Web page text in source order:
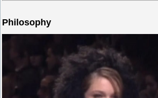
Philosophy